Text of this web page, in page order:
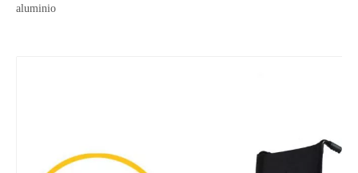
aluminio